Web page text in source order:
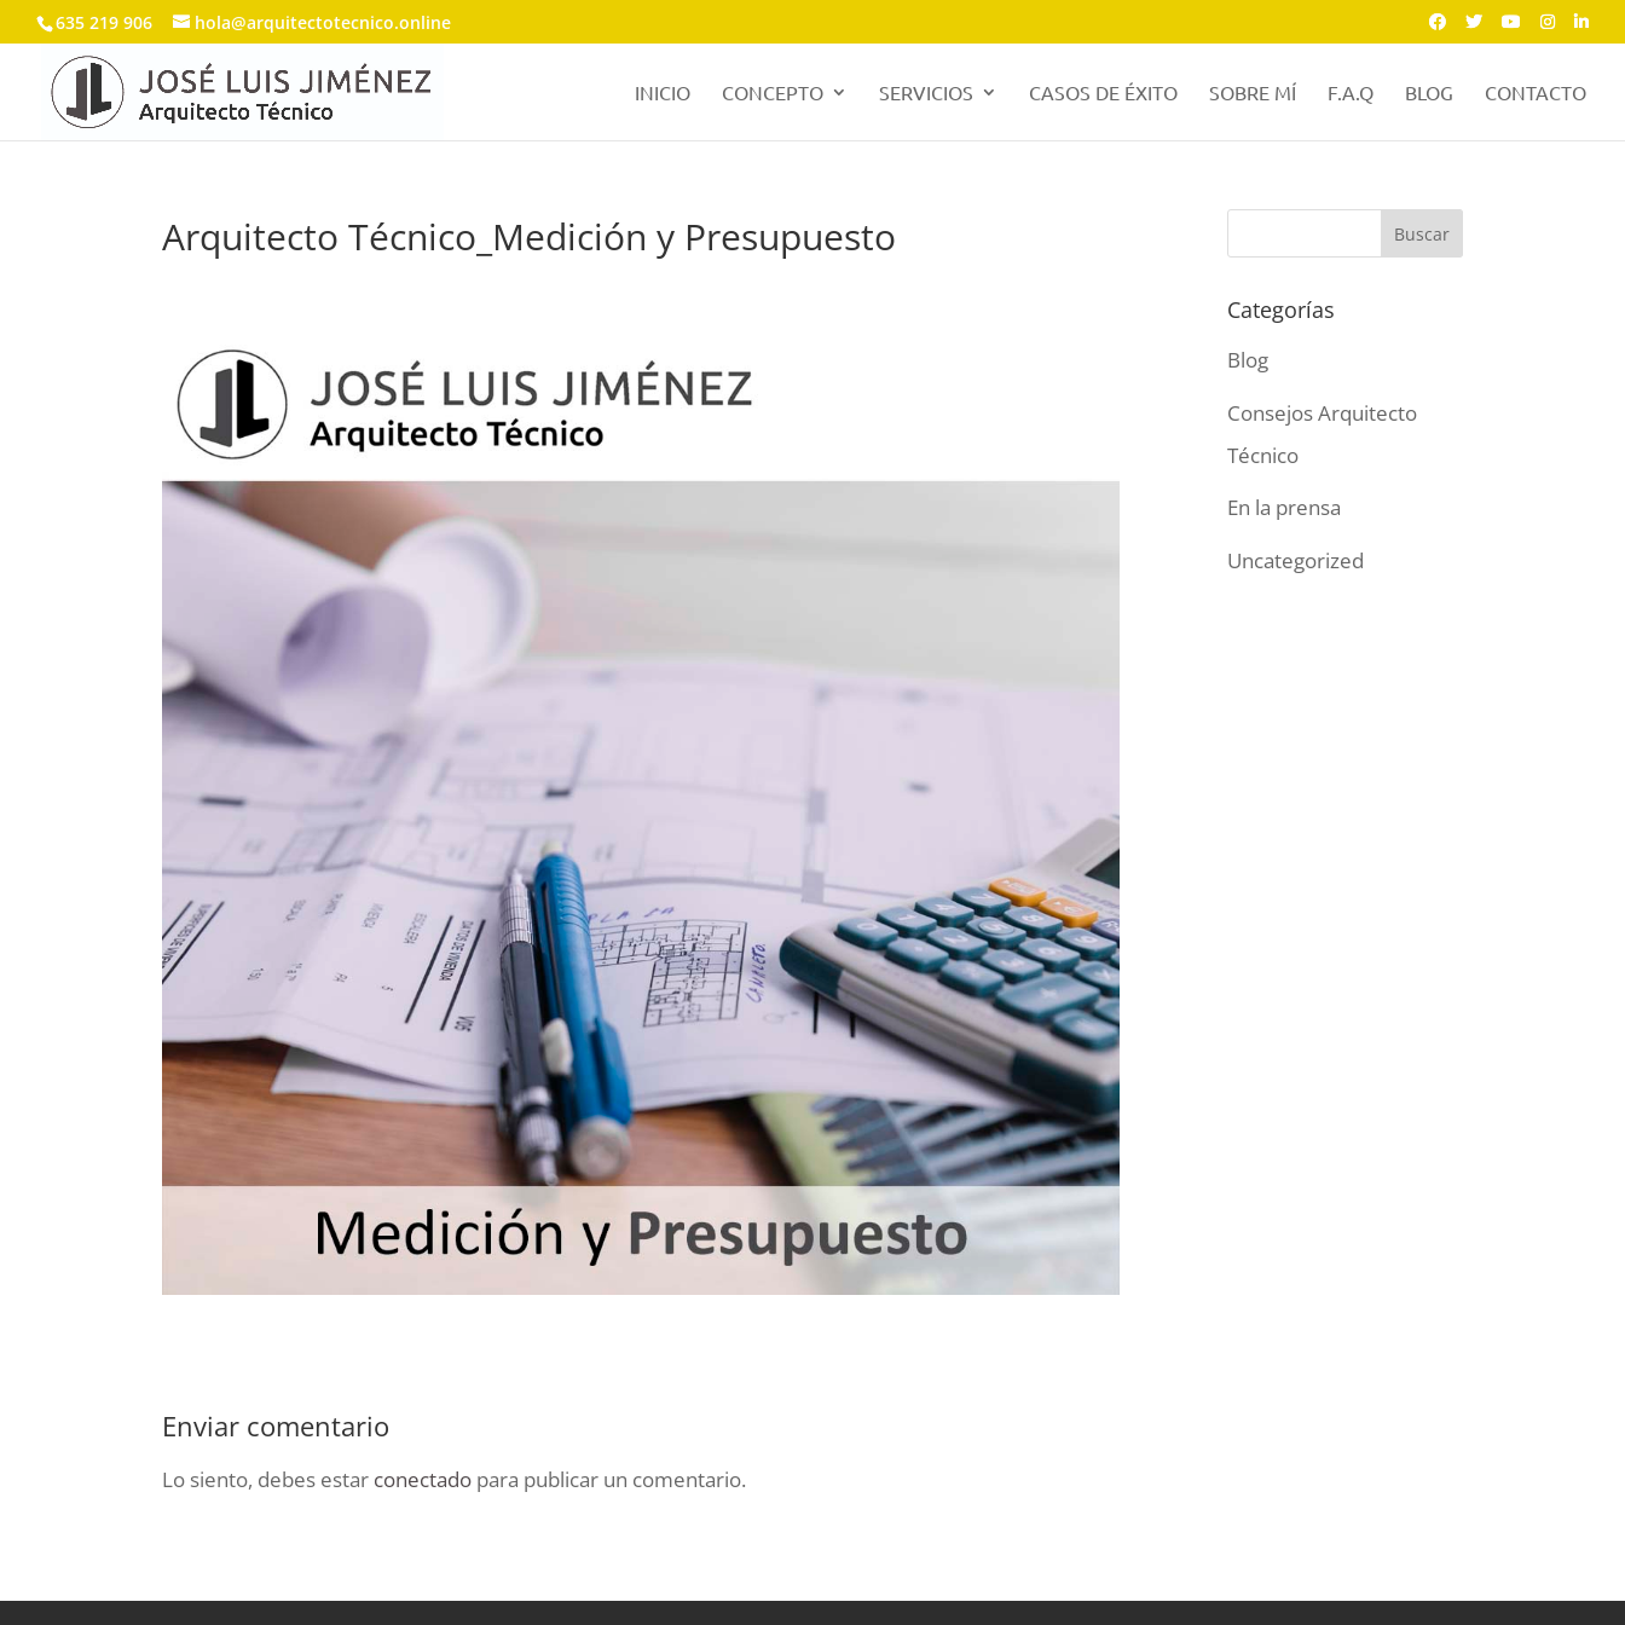
635 219 906 hola@arquitectotecnico.online
INICIO CONCEPTO SERVICIOS CASOS DE ÉXITO SOBRE MÍ F.A.Q BLOG CONTACTO
Arquitecto Técnico_Medición y Presupuesto
Enviar comentario
Lo siento, debes estar conectado para publicar un comentario.
Categorías
Blog
Consejos Arquitecto
Técnico
En la prensa
Uncategorized